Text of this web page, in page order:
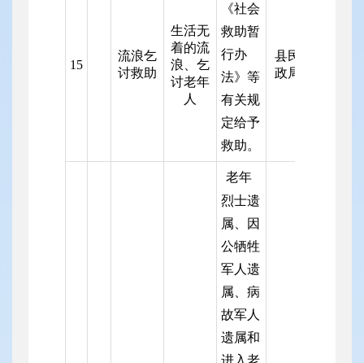
15
流浪乞
讨救助
生活无
着的流
浪、乞
讨老年
人
《社会
救助暂
行办
法》等
有关规
定给予
救助。
县民
政局
老年
烈士遗
属、因
公牺牲
军人遗
属、病
故军人
遗属和
进入老